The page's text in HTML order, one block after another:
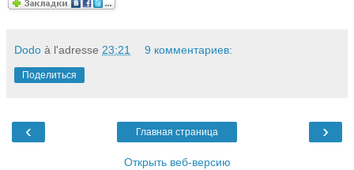
Dodo à l'adresse 23:21 9 комментариев:
Поделиться
‹ ›
Главная страница
Открыть веб-версию